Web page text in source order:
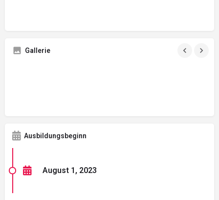
Gallerie
Ausbildungsbeginn
August 1, 2023